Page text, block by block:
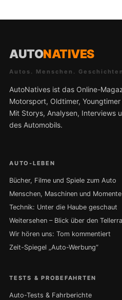
AUTONATIVES
Autos. Menschen.
AutoNatives ist das Online-
Motorsport, Oldtimer,
Mit Storys, Analysen, Interviews
des Automobils.
AUTO-LEBEN
Bücher, Filme und Spiele zum Auto
Menschen, Maschinen und Momente
Technik: Unter die Haube geschaut
Weitersehen – Blick über den
Wir hören uns: Tom kommentiert
Zeit-Spiegel „Auto-Werbung“
TESTS & PROBEFAHRTEN
Auto-Tests & Fahrberichte